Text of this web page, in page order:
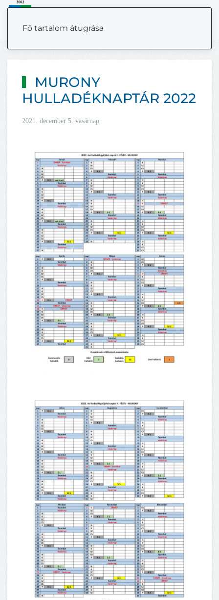
Fő tartalom átugrása
MURONY
HULLADÉKNAPTÁR 2022
2021. december 5. vasárnap